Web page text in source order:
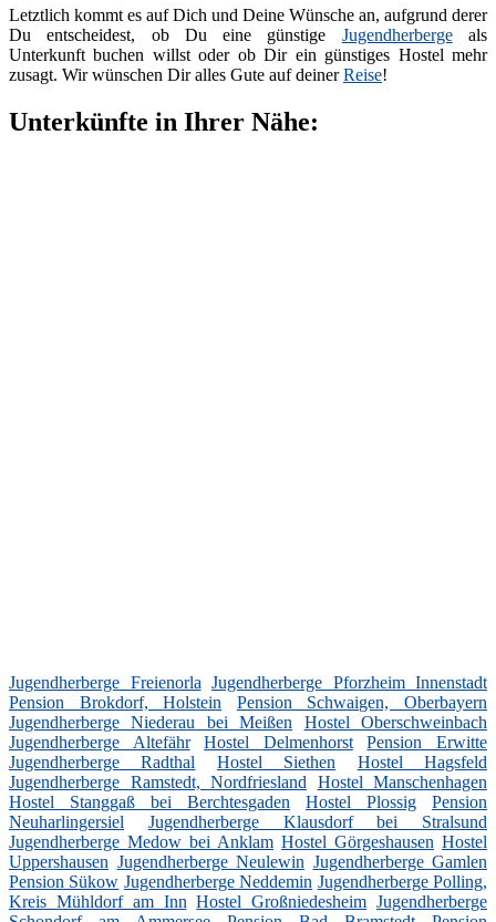
Letztlich kommt es auf Dich und Deine Wünsche an, aufgrund derer
Du entscheidest, ob Du eine günstige Jugendherbergeals
Unterkunft buchen willst oder ob Dir ein günstiges Hostel mehr
zusagt. Wir wünschen Dir alles Gute auf deinerReise!
Unterkünfte in Ihrer Nähe:
Jugendherberge Freienorla Jugendherberge Pforzheim Innenstadt
Pension Brokdorf, Holstein
Pension Schwaigen, Oberbayern
Jugendherberge Niederau bei Meißen
Hostel Oberschweinbach
Jugendherberge Altefähr
Hostel Delmenhorst
Pension Erwitte
Jugendherberge Radthal
Hostel Siethen
Hostel Hagsfeld
Jugendherberge Ramstedt, Nordfriesland
Hostel Manschenhagen
Hostel Stanggaß bei Berchtesgaden
Hostel Plossig
Pension
Neuharlingersiel
Jugendherberge Klausdorf bei Stralsund
Jugendherberge Medow bei Anklam Hostel Görgeshausen Hostel
Uppershausen Jugendherberge Neulewin Jugendherberge Gamlen
Pension Sükow Jugendherberge Neddemin Jugendherberge Polling,
Kreis Mühldorf am Inn Hostel Großniedesheim Jugendherberge